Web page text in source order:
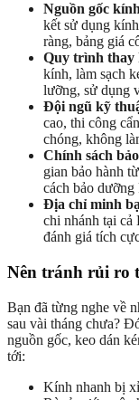
Nguồn gốc
kết sử dụng
ràng, bảng giá
Quy trình thay
kính, làm sạch
lưỡng, sử dụng
Đội ngũ kỹ
cao, thi công
chóng, không
Chính sách
gian bảo hành
cách bảo dưỡng
Địa chỉ minh
chi nhánh tại
đánh giá tích
Nên tránh rủi ro
Bạn đã từng nghe về
sau vài tháng chưa?
nguồn gốc, keo dán
tới:
Kính nhanh bị